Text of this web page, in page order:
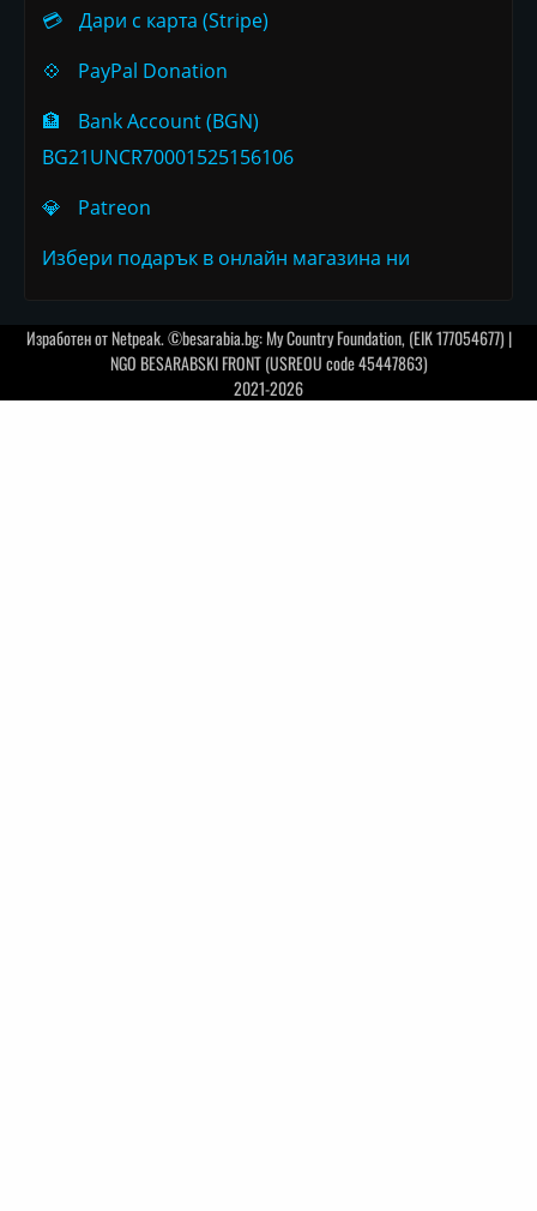
💳
Дари с карта (Stripe)
💠
PayPal Donation
🏦
Bank Account (BGN)
BG21UNCR70001525156106
💎
Patreon
Избери подарък в онлайн магазина ни
Изработен отNetpeak. ©besarabia.bg: My Country Foundation, (EIK 177054677) |
NGO BESARABSKI FRONT (USREOU code 45447863)
2021-2026